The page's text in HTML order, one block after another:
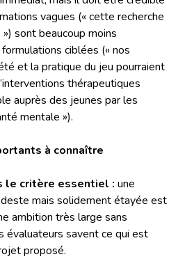
vagues (« cette recherche
sont beaucoup moins
ciblées (« nos
et la pratique du jeu pourraient
thérapeutiques
auprès des jeunes par les
mentale »).
à connaître
le critère essentiel : une
mais solidement étayée est
ambition très large sans
évaluateurs savent ce qui est
proposé.